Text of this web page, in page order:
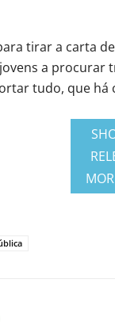
tirar a carta
a procurar
tudo, que há